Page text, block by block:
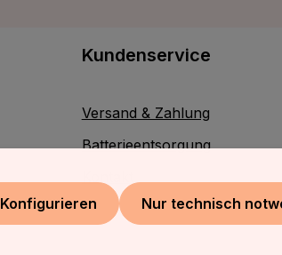
Kundenservice
Versand & Zahlung
Batterieentsorgung
Nur technisch
Konfigurieren